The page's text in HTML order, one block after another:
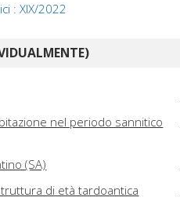
: XIX/2022
nel periodo sannitico
(SA)
di età tardoantica